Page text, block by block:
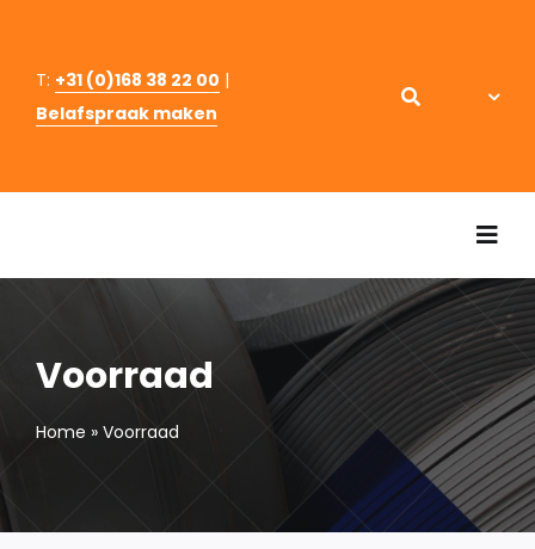
inhoud
T: +31 (0)168 38 22 00 |
Belafspraak maken
Staal
Over
Voorraad
Home » Voorraad